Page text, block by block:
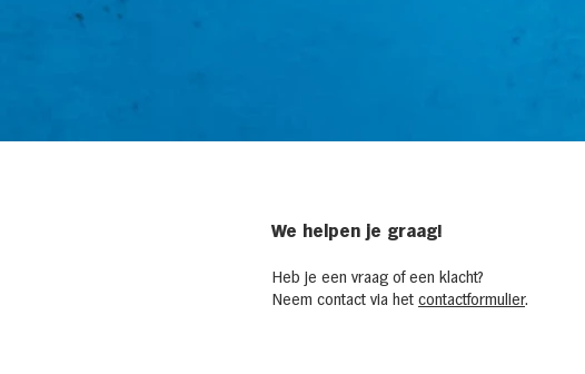
We helpen je graag!
Heb je een vraag of een klacht?
Neem contact via het contactformulier.